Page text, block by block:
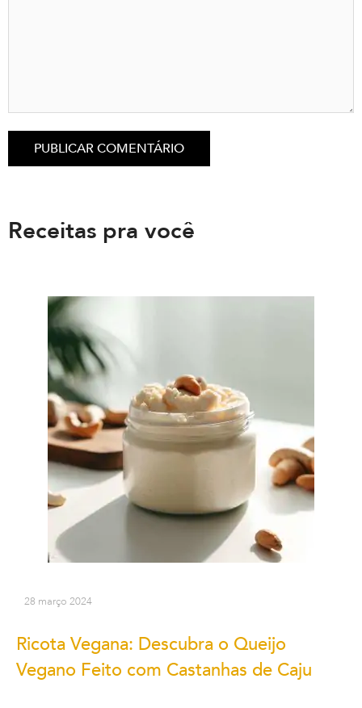
Receitas pra você
28 março 2024
Ricota Vegana: Descubra o Queijo
Vegano Feito com Castanhas de Caju